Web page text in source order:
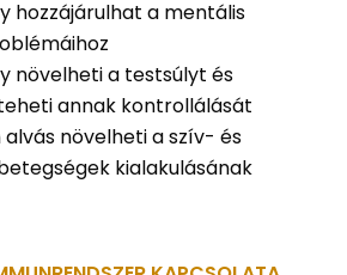
hozzájárulhat a mentális
növelheti a testsúlyt és
annak kontrollálását
növelheti a szív- és
kialakulásának